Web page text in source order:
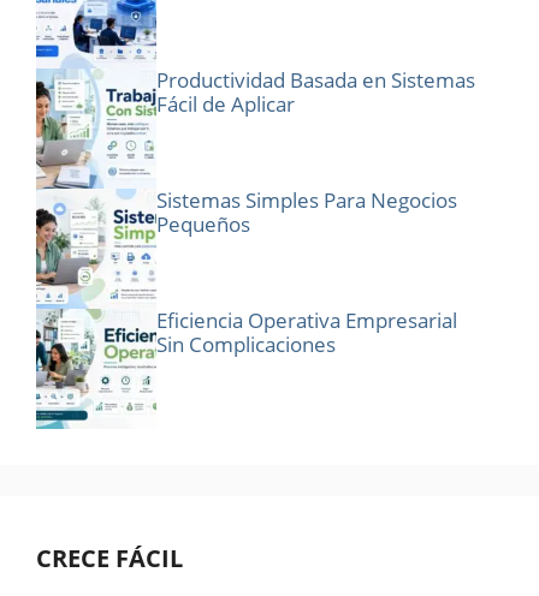
Productividad Basada en Sistemas
Fácil de Aplicar
Sistemas Simples Para Negocios
Pequeños
Eficiencia Operativa Empresarial
Sin Complicaciones
CRECE FÁCIL